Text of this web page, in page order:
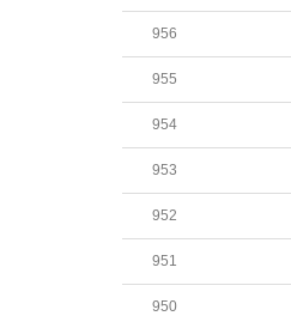
956
955
954
953
952
951
950